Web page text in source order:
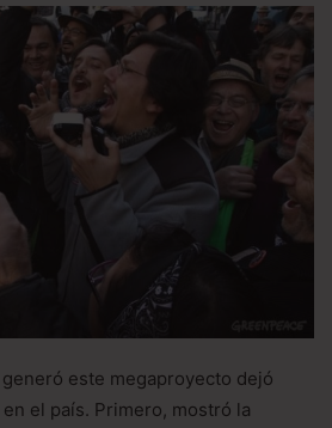
este megaproyecto dejó
el país. Primero, mostró la